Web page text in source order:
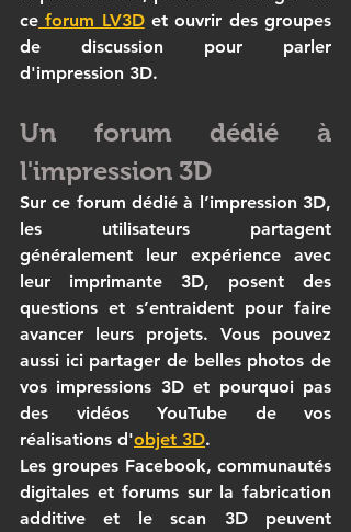
ce forum LV3D et ouvrir des groupes
de discussion pour parler
d'impression 3D.
Un forum dédié à
l'impression 3D
Sur ce forum dédié à l’impression 3D,
les utilisateurs partagent
généralement leur expérience avec
leur imprimante 3D, posent des
questions et s’entraident pour faire
avancer leurs projets. Vous pouvez
aussi ici partager de belles photos de
vos impressions 3D et pourquoi pas
des vidéos YouTube de vos
réalisations d'objet 3D.
Les groupes Facebook, communautés
digitales et forums sur la fabrication
additive et le scan 3D peuvent